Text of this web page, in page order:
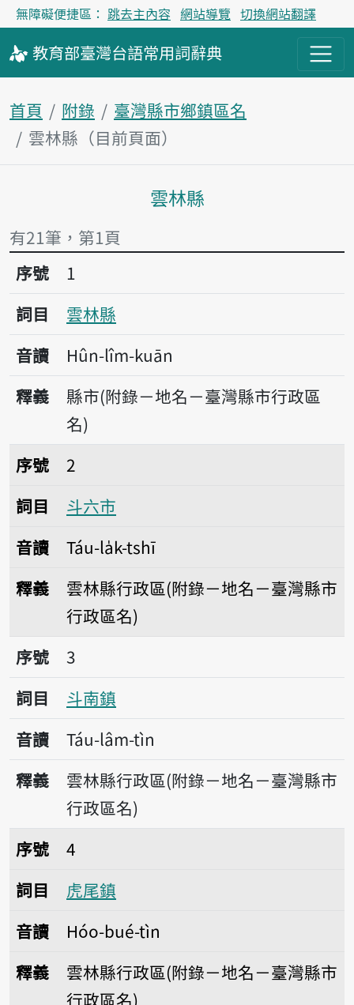
無障礙便捷區： 跳去主內容 網站導覽 切換網站翻譯
教育部臺灣台語常用詞辭典
首頁 附錄
臺灣縣市鄉鎮區名
雲林縣（目前頁面）
主內容區塊
雲林縣
有21筆，第1頁
序號1雲林縣
序號
1
詞目
雲林縣
音讀
Hûn-lîm-kuān
釋義
縣市(附錄－地名－臺灣縣市行政區
名)
序號2斗六市
序號
2
詞目
斗六市
音讀
Táu-la̍k-tshī
釋義
雲林縣行政區(附錄－地名－臺灣縣市
行政區名)
序號3斗南鎮
序號
3
詞目
斗南鎮
音讀
Táu-lâm-tìn
釋義
雲林縣行政區(附錄－地名－臺灣縣市
行政區名)
序號4虎尾鎮
序號
4
詞目
虎尾鎮
音讀
Hóo-bué-tìn
釋義
雲林縣行政區(附錄－地名－臺灣縣市
行政區名)